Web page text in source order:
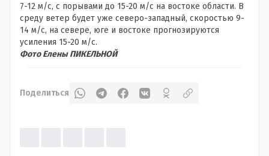
7-12 м/с, с порывами до 15-20 м/с на востоке области. В
среду ветер будет уже северо-западный, скоростью 9-
14 м/с, на севере, юге и востоке прогнозируются
усиления 15-20 м/с.
Фото Елены ПИКЕЛЬНОЙ
Поделиться